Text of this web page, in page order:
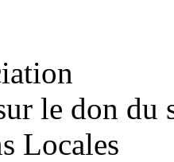
le don du
Locales